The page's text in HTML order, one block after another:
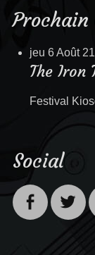
Prochain
jeu 6 Août
The Iron
Festival
Social
Facebook